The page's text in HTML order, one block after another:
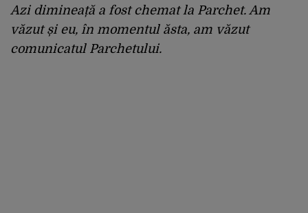
Azi dimineață a fost chemat la Parchet. Am
văzut și eu, în momentul ăsta, am văzut
comunicatul Parchetului.